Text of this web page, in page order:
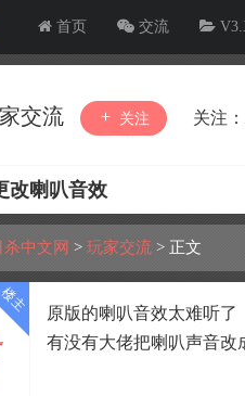
首页 交流
交流 关注 关注：
改喇叭音效
杀中文网 > 玩家交流 > 正文
原版的喇叭音效太难听了
有没有大佬把喇叭声音改